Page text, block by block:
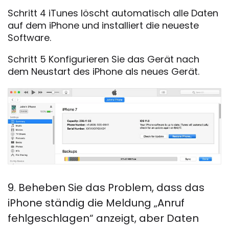
Schritt 4 iTunes löscht automatisch alle Daten
auf dem iPhone und installiert die neueste
Software.
Schritt 5 Konfigurieren Sie das Gerät nach
dem Neustart des iPhone als neues Gerät.
9. Beheben Sie das Problem, dass das
iPhone ständig die Meldung „Anruf
fehlgeschlagen“ anzeigt, aber Daten